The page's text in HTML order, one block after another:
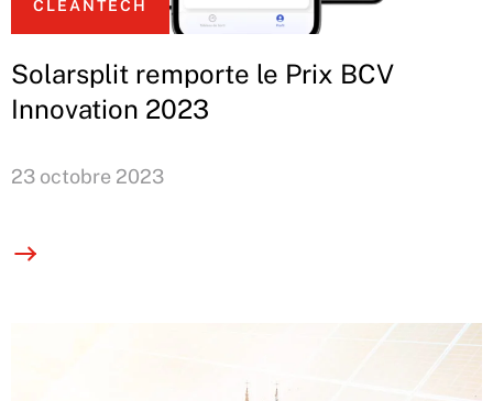
CLEANTECH
Solarsplit remporte le Prix BCV
Innovation 2023
23 octobre 2023